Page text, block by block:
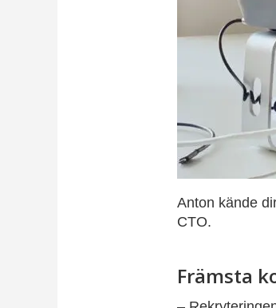
Anton kände
CTO.
Främsta